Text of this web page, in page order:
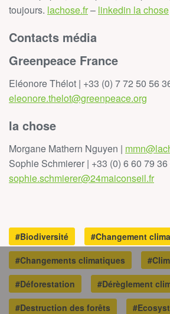
toujours. lachose.fr– linkedin la chose
Contacts média
Greenpeace France
Eléonore Thélot | +33 (0) 7 72 50 56
eleonore.thelot@greenpeace.org
la chose
Morgane Mathern Nguyen |
Sophie Schmierer | +33 (0) 6 60 79 36
sophie.schmierer@24maiconseil.fr
#Biodiversité
#Changement
#Changements climatiques
#Déforestation
#Dérèglement
#Destruction des forêts